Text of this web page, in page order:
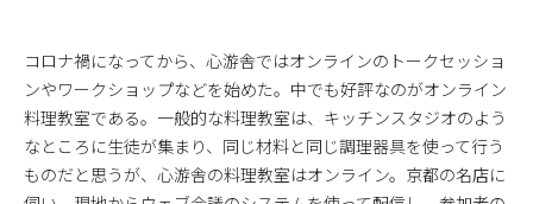
コロナ禍になってから、心游舎ではオンラインのトークセッショ
ンやワークショップなどを始めた。中でも好評なのがオンライン
料理教室である。一般的な料理教室は、キッチンスタジオのよう
なところに生徒が集まり、同じ材料と同じ調理器具を使って行う
ものだと思うが、心游舎の料理教室はオンライン。京都の名店に